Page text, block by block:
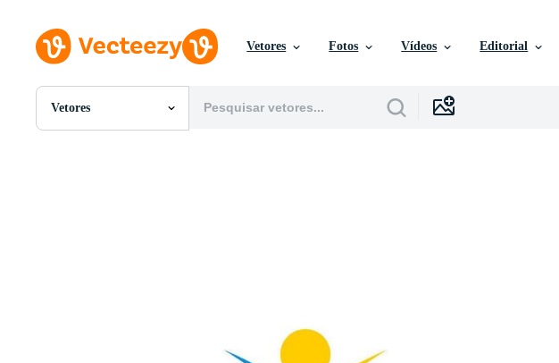
Vetores Fotos Vídeos Editorial
Vetores
Todas Imagens